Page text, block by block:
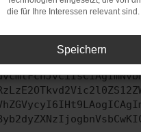
Schritte versucht hast,
die für Ihre Interessen relevant sind.
Speichern